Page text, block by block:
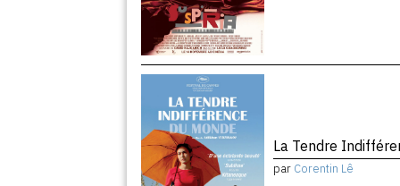
La Tendre
par Corentin Lê